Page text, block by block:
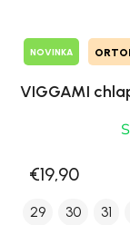
NOVINKA
VIGGAMI
€19,90
29 30 31